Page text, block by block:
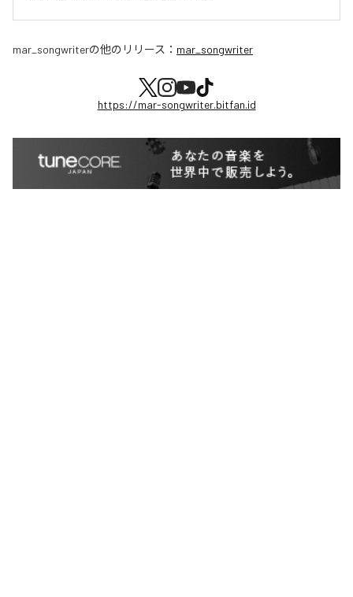
mar_songwriterの他のリリース： mar_songwriter
https://mar-songwriter.bitfan.id